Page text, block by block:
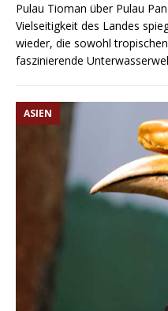
Pulau Tioman über Pulau
Vielseitigkeit des Landes
wieder, die sowohl
faszinierende
ASIEN